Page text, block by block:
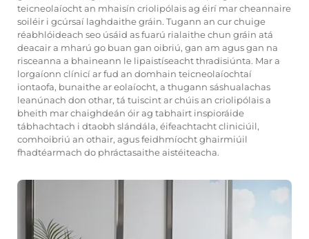
teicneolaíocht an mhaisín criolipólais ag éirí mar cheannaire
soiléir i gcúrsaí laghdaithe gráin. Tugann an cur chuige
réabhlóideach seo úsáid as fuarú rialaithe chun gráin atá
deacair a mharú go buan gan oibriú, gan am agus gan na
risceanna a bhaineann le lipaistíseacht thradisiúnta. Mar a
lorgaíonn clínicí ar fud an domhain teicneolaíochtaí
iontaofa, bunaithe ar eolaíocht, a thugann sáshualachas
leanúnach don othar, tá tuiscint ar chúis an criolipólais a
bheith mar chaighdeán óir ag tabhairt inspioráide
tábhachtach i dtaobh slándála, éifeachtacht cliniciúil,
comhoibriú an othair, agus feidhmíocht ghairmiúil
fhadtéarmach do phráctasaithe aistéiteacha.